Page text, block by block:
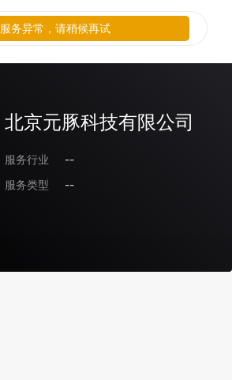
北京元豚科技有限公司
服务行业
--
服务类型
--
服务异常，请稍候再试